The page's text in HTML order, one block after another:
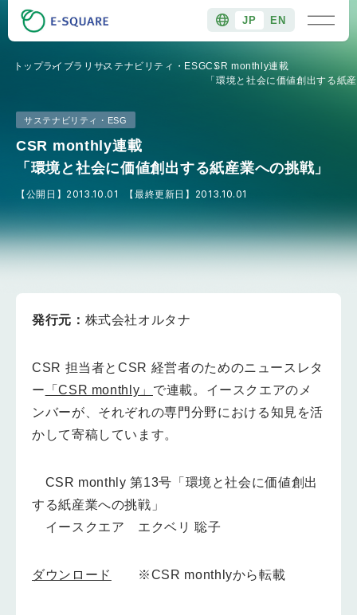
JP EN
トップライブラリ サステナビリティ・ESGCSR monthly連載
「環境と社会に価値創出する紙
サステナビリティ・ESG
CSR monthly連載
「環境と社会に価値創出する紙産業への挑戦」
【公開日】 2013.10.01 【最終更新日】 2013.10.01
発行元： 株式会社オルタナ
CSR 担当者とCSR 経営者のためのニュースレタ
ー 「CSR monthly」 で連載。イースクエアのメ
ンバーが、それぞれの専門分野における知見を活
かして寄稿しています。
CSR monthly 第13号「環境と社会に価値創出
する紙産業への挑戦」
イースクエア エクベリ 聡子
ダウンロード ※CSR monthlyから転載